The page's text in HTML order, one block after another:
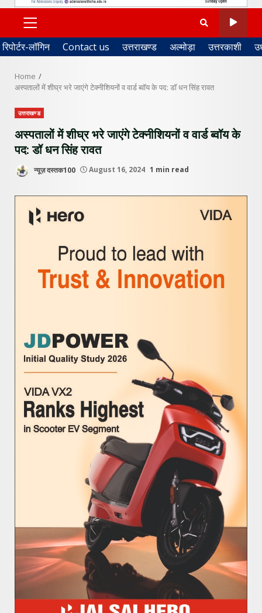
PRIMARY
MENU
रिपोर्टर-लॉगिन Contact us उत्तराखण्ड अल्मोड़ा उत्तरकाशी
Home
अस्पतालों में शीघ्र भरे जाएंगे टेक्नीशियनों व वार्ड ब्वॉय के पद: डॉ धन सिंह रावत
उत्तराखण्ड
अस्पतालों में शीघ्र भरे जाएंगे टेक्नीशियनों व वार्ड ब्वॉय के
पद: डॉ धन सिंह रावत
न्यूज़ दस्तक100 August 16, 2024 1 min read